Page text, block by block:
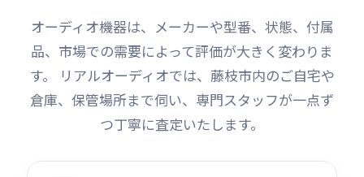
オーディオ機器は、メーカーや型番、状態、付属
品、市場での需要によって評価が大きく変わりま
す。 リアルオーディオでは、藤枝市内のご自宅や
倉庫、保管場所まで伺い、専門スタッフが一点ず
つ丁寧に査定いたします。